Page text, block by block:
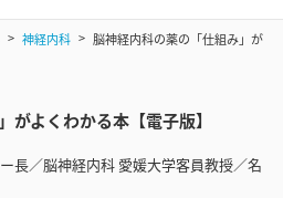
神経内科
脳神経内科の薬の「仕組み」が
がよくわかる本【電子版】
長／脳神経内科 愛媛大学客員教授／名